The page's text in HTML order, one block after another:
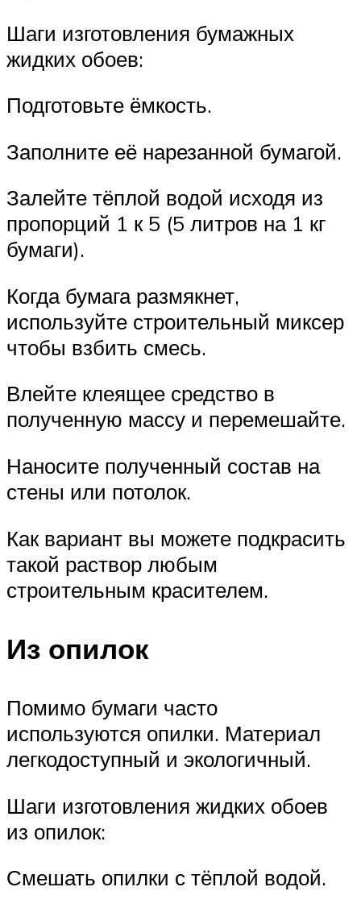
Шаги изготовления бумажных
жидких обоев:
Подготовьте ёмкость.
Заполните её нарезанной бумагой.
Залейте тёплой водой исходя из
пропорций 1 к 5 (5 литров на 1 кг
бумаги).
Когда бумага размякнет,
используйте строительный миксер
чтобы взбить смесь.
Влейте клеящее средство в
полученную массу и перемешайте.
Наносите полученный состав на
стены или потолок.
Как вариант вы можете подкрасить
такой раствор любым
строительным красителем.
Из опилок
Помимо бумаги часто
используются опилки. Материал
легкодоступный и экологичный.
Шаги изготовления жидких обоев
из опилок:
Смешать опилки с тёплой водой.